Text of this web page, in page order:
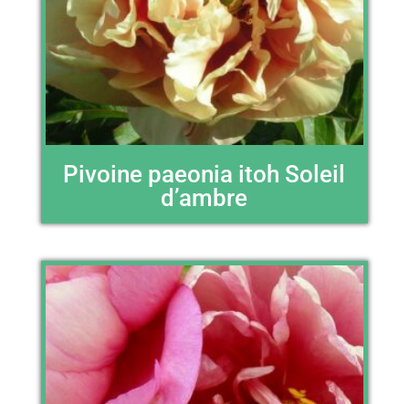
Pivoine paeonia itoh Soleil
d’ambre